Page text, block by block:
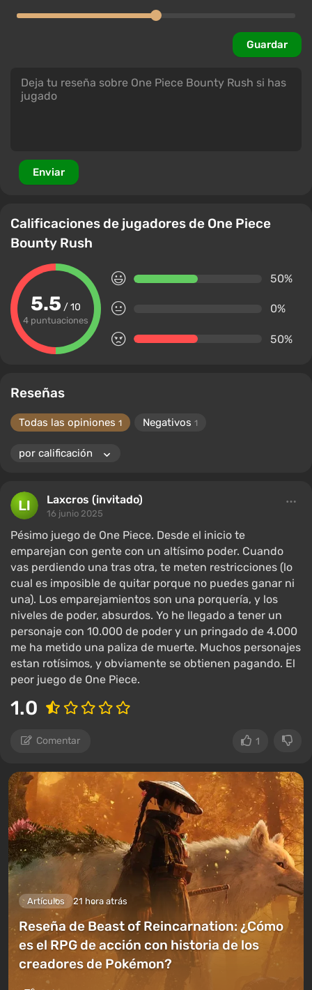
Guardar
Enviar
Calificaciones de jugadores de One Piece
Bounty Rush
5.5 / 10
4 puntuaciones
50%
0%
50%
Reseñas
Todas las opiniones 1 Negativos 1
Laxcros (invitado)
16 junio 2025
Pésimo juego de One Piece. Desde el inicio te
emparejan con gente con un altísimo poder. Cuando
vas perdiendo una tras otra, te meten restricciones (lo
cual es imposible de quitar porque no puedes ganar ni
una). Los emparejamientos son una porquería, y los
niveles de poder, absurdos. Yo he llegado a tener un
personaje con 10.000 de poder y un pringado de 4.000
me ha metido una paliza de muerte. Muchos personajes
estan rotísimos, y obviamente se obtienen pagando. El
peor juego de One Piece.
1.0
Comentar 1
Artículos 21 hora atrás
Reseña de Beast of Reincarnation: ¿Cómo
es el RPG de acción con historia de los
creadores de Pokémon?